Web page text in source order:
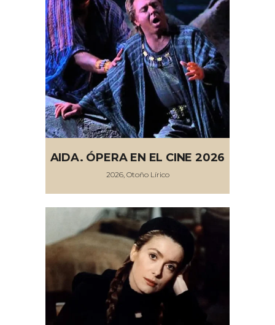
AIDA. ÓPERA EN EL CINE 2026
2026, Otoño Lírico